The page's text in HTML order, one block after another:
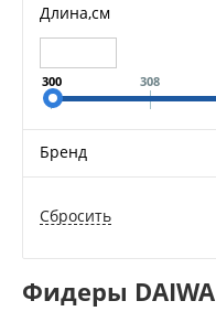
Длина,см
300 308
Бренд
Фидеры DAIWA